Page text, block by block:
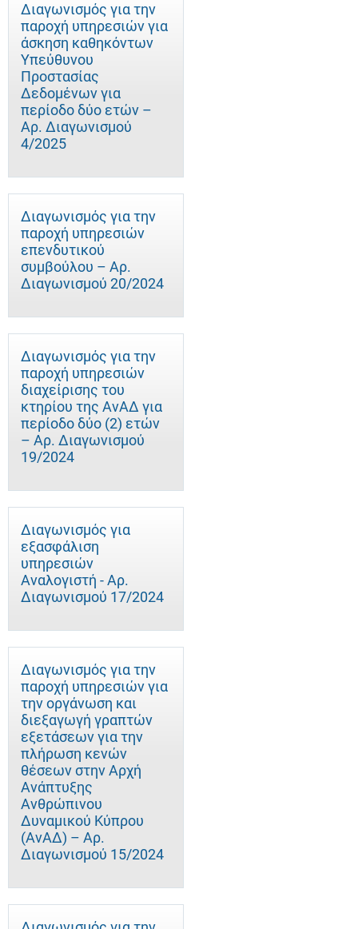
Διαγωνισμός για την
παροχή υπηρεσιών για
άσκηση καθηκόντων
Υπεύθυνου
Προστασίας
Δεδομένων για
περίοδο δύο ετών –
Αρ. Διαγωνισμού
4/2025
Διαγωνισμός για την
παροχή υπηρεσιών
επενδυτικού
συμβούλου – Αρ.
Διαγωνισμού 20/2024
Διαγωνισμός για την
παροχή υπηρεσιών
διαχείρισης του
κτηρίου της ΑνΑΔ για
περίοδο δύο (2) ετών
– Αρ. Διαγωνισμού
19/2024
Διαγωνισμός για
εξασφάλιση
υπηρεσιών
Αναλογιστή - Αρ.
Διαγωνισμού 17/2024
Διαγωνισμός για την
παροχή υπηρεσιών για
την οργάνωση και
διεξαγωγή γραπτών
εξετάσεων για την
πλήρωση κενών
θέσεων στην Αρχή
Ανάπτυξης
Ανθρώπινου
Δυναμικού Κύπρου
(ΑνΑΔ) – Αρ.
Διαγωνισμού 15/2024